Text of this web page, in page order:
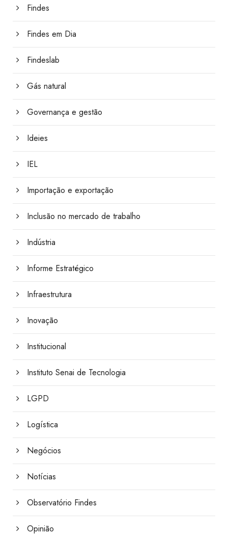
Findes
Findes em Dia
Findeslab
Gás natural
Governança e gestão
Ideies
IEL
Importação e exportação
Inclusão no mercado de trabalho
Indústria
Informe Estratégico
Infraestrutura
Inovação
Institucional
Instituto Senai de Tecnologia
LGPD
Logística
Negócios
Notícias
Observatório Findes
Opinião